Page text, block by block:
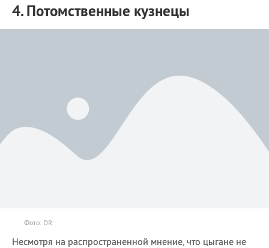
4. Потомственные кузнецы
Фото: DR
Несмотря на распространенной мнение, что цыгане не